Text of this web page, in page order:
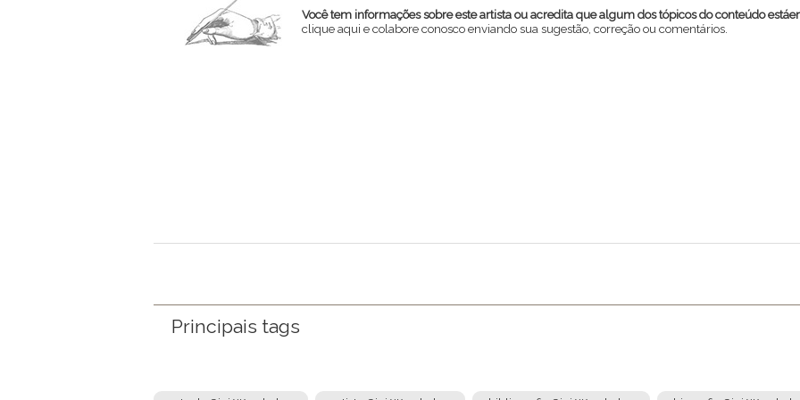
Você tem informações sobre este artista ou acredita que algum dos tópicos do conteúdo
clique aqui e colabore conosco enviando sua sugestão, correção ou comentários.
Enviar
Principais tags